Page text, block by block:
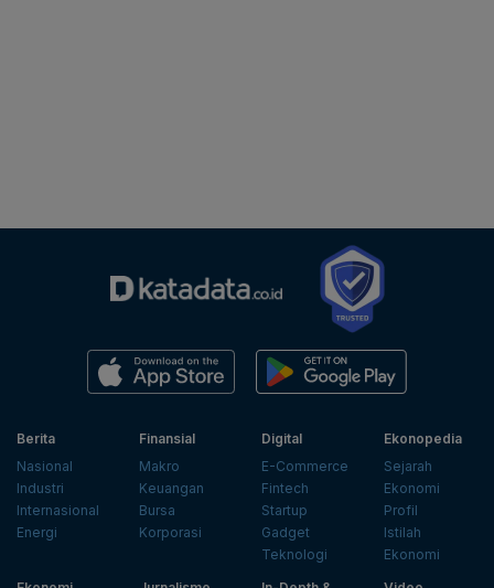
Berita
Nasional
Industri
Internasional
Energi
Finansial
Makro
Keuangan
Bursa
Korporasi
Digital
E-Commerce
Fintech
Startup
Gadget
Teknologi
Ekonopedia
Sejarah
Ekonomi
Profil
Istilah
Ekonomi